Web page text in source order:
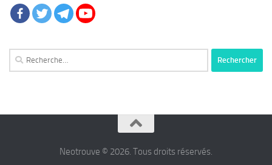
Rechercher :
Neotrouve © 2026. Tous droits réservés.